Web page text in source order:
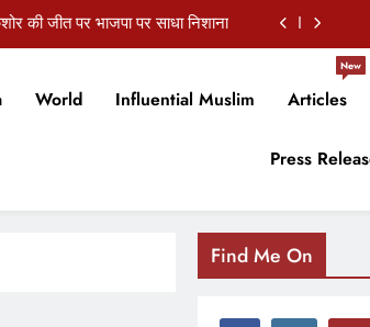
की जीत पर भाजपा पर साधा निशाना
का विकास होगा: हृदयानंद मिश्र
की जीत पर भाजपा पर साधा निशाना
खुलासा, ड्राइवर ने पूछताछ में कबूला जुर्म
World Influential Muslim Articles
New
Press
Find Me On